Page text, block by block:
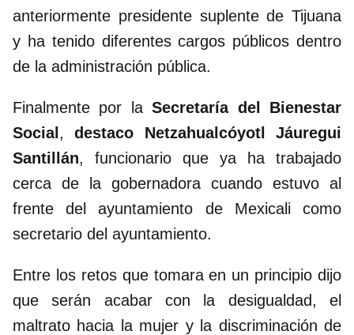
anteriormente presidente suplente de Tijuana
y ha tenido diferentes cargos públicos dentro
de la administración pública.
Finalmente por laSecretaría del Bienestar
Social ,destaco Netzahualcóyotl Jáuregui
Santillán, funcionario que ya ha trabajado
cerca de la gobernadora cuando estuvo al
frente del ayuntamiento de Mexicali como
secretario del ayuntamiento.
Entre los retos que tomara en un principio dijo
que serán acabar con la desigualdad, el
maltrato hacia la mujer y la discriminación de